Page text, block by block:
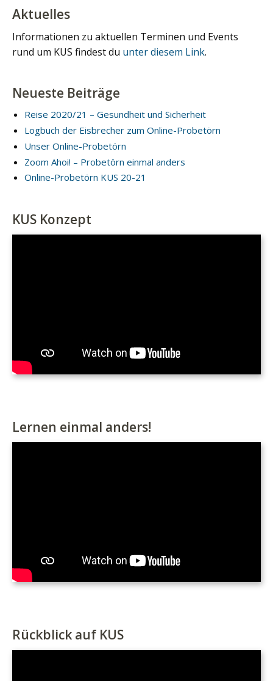
Aktuelles
Informationen zu aktuellen Terminen und Events
rund um KUS findest du unter diesem Link.
Neueste Beiträge
Reise 2020/21 – Gesundheit und Sicherheit
Logbuch der Eisbrecher zum Online-Probetörn
Unser Online-Probetörn
Zoom Ahoi! – Probetörn einmal anders
Online-Probetörn KUS 20-21
KUS Konzept
Lernen einmal anders!
Rückblick auf KUS